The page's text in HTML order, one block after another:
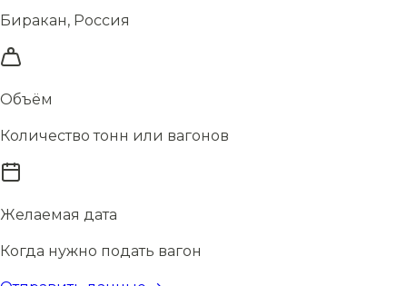
Биракан, Россия
Объём
Количество тонн или вагонов
Желаемая дата
Когда нужно подать вагон